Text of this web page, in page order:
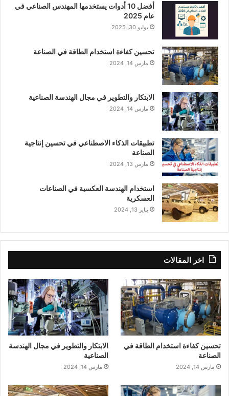
أفضل 10 أدوات يستخدمها المهندس الصناعي في
عام 2025
يوليو 30, 2025
تحسين كفاءة استخدام الطاقة في الصناعة
مارس 14, 2024
الابتكار والتطوير في مجال الهندسة الصناعية
مارس 14, 2024
تطبيقات الذكاء الاصطناعي في تحسين إنتاجية
الصناعة
مارس 13, 2024
استخدام الهندسة العكسية في الصناعات
العسكرية
يناير 13, 2024
اخر المقالات
تحسين كفاءة استخدام الطاقة في
الصناعة
مارس 14, 2024
الابتكار والتطوير في مجال الهندسة
الصناعية
مارس 14, 2024